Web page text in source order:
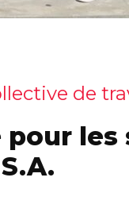
de
les